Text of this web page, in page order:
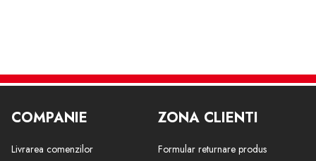
COMPANIE
Livrarea comenzilor
ZONA CLIENTI
Formular returnare produs